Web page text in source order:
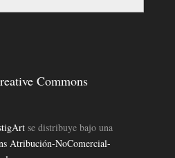
Commons
se distribuye bajo una
Atribución-NoComercial-